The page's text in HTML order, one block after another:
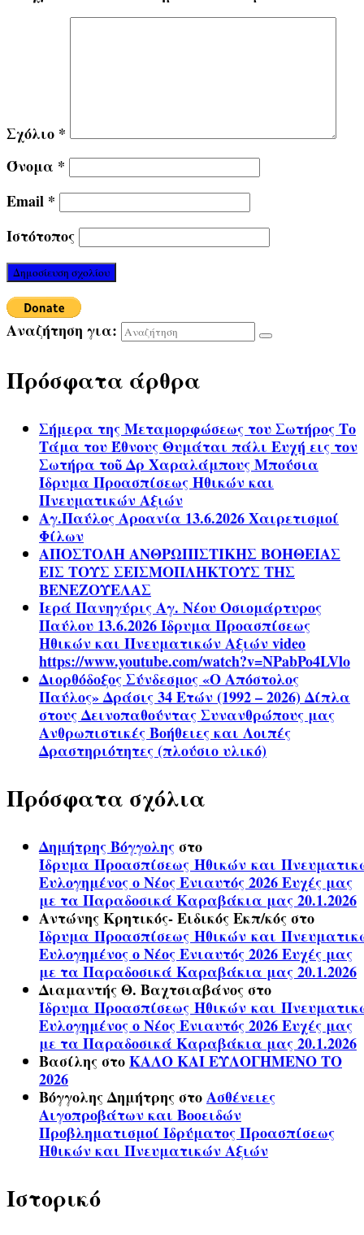
Σχόλιο *
Όνομα *
Email *
Ιστότοπος
Αναζήτηση για:
Πρόσφατα άρθρα
Σήμερα της Μεταμορφώσεως του Σωτήρος Το
Τάμα του Έθνους Θυμάται πάλι Ευχή εις τον
Σωτήρα τοῦ Δρ Χαραλάμπους Μπούσια
Ίδρυμα Προασπίσεως Ηθικών και
Πνευματικών Αξιών
Αγ.Παύλος Αροανία 13.6.2026 Χαιρετισμοί
Φίλων
ΑΠΟΣΤΟΛΗ ΑΝΘΡΩΠΙΣΤΙΚΗΣ ΒΟΗΘΕΙΑΣ
ΕΙΣ ΤΟΥΣ ΣΕΙΣΜΟΠΛΗΚΤΟΥΣ ΤΗΣ
ΒΕΝΕΖΟΥΕΛΑΣ
Ιερά Πανηγύρις Αγ. Νέου Οσιομάρτυρος
Παύλου 13.6.2026 Ίδρυμα Προασπίσεως
Ηθικών και Πνευματικών Αξιών video
https://www.youtube.com/watch?v=NPabPo4LVlo
Διορθόδοξος Σύνδεσμος «Ο Απόστολος
Παύλος» Δράσις 34 Ετών (1992 – 2026) Δίπλα
στους Δεινοπαθούντας Συνανθρώπους μας
Ανθρωπιστικές Βοήθειες και Λοιπές
Δραστηριότητες (πλούσιο υλικό)
Πρόσφατα σχόλια
Δημήτρης Βόγγοληςστο
Ίδρυμα Προασπίσεως Ηθικών και
Ευλογημένος ο Νέος Ενιαυτός 2026 Ευχές μας
με τα Παραδοσικά Καραβάκια μας 20.1.2026
Αντώνης Κρητικός- Ειδικός Εκπ/κόςστο
Ίδρυμα Προασπίσεως Ηθικών και
Ευλογημένος ο Νέος Ενιαυτός 2026 Ευχές μας
με τα Παραδοσικά Καραβάκια μας 20.1.2026
Διαμαντής Θ. Βαχτσιαβάνοςστο
Ίδρυμα Προασπίσεως Ηθικών και
Ευλογημένος ο Νέος Ενιαυτός 2026 Ευχές μας
με τα Παραδοσικά Καραβάκια μας 20.1.2026
ΒασίληςστοΚΑΛΟ ΚΑΙ ΕΥΛΟΓΗΜΕΝΟ ΤΟ
2026
Βόγγολης ΔημήτρηςστοΑσθένειες
Αιγοπροβάτων και Βοοειδών
Προβληματισμοί Ιδρύματος Προασπίσεως
Ηθικών και Πνευματικών Αξιών
Ιστορικό